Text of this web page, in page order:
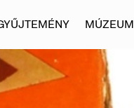
MÚZEUM